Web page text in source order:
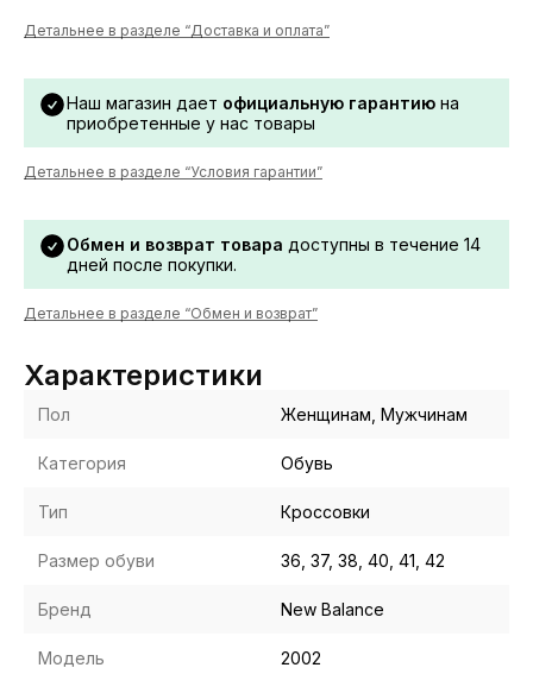
Детальнее в разделе “Доставка и оплата”
Наш магазин дает официальную гарантию на
приобретенные у нас товары
Детальнее в разделе “Условия гарантии”
Обмен и возврат товара доступны в течение 14
дней после покупки.
Детальнее в разделе “Обмен и возврат”
Характеристики
Пол Женщинам, Мужчинам
Категория Обувь
Тип Кроссовки
Размер обуви 36, 37, 38, 40, 41, 42
Бренд New Balance
Модель 2002